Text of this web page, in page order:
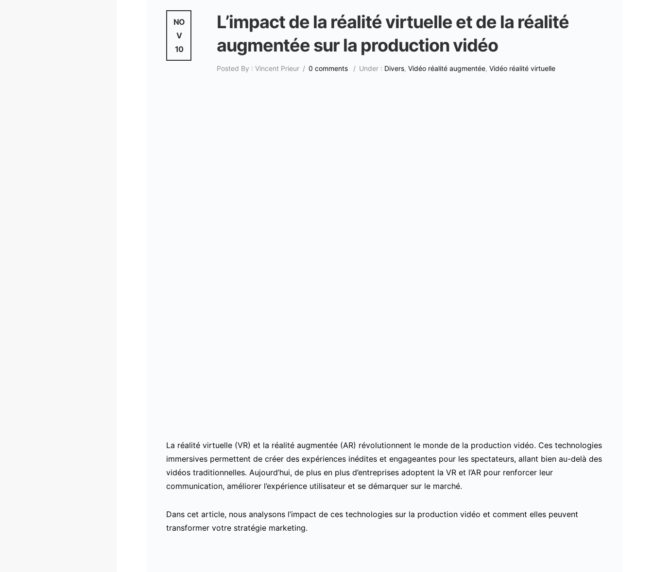
NO
V
10
L’impact de la réalité virtuelle et de la réalité
augmentée sur la production vidéo
Posted By : Vincent Prieur / 0 comments / Under : Divers, Vidéo réalité augmentée, Vidéo réalité virtuelle
La réalité virtuelle (VR) et la réalité augmentée (AR) révolutionnent le monde de la production vidéo. Ces technologies
immersives permettent de créer des expériences inédites et engageantes pour les spectateurs, allant bien au-delà des
vidéos traditionnelles. Aujourd’hui, de plus en plus d’entreprises adoptent la VR et l’AR pour renforcer leur
communication, améliorer l’expérience utilisateur et se démarquer sur le marché.
Dans cet article, nous analysons l’impact de ces technologies sur la production vidéo et comment elles peuvent
transformer votre stratégie marketing.